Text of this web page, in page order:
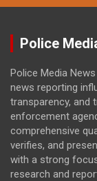
Police
Police Media
news reporting
transparency, and
enforcement
comprehensive
verifies, and
with a strong
research and